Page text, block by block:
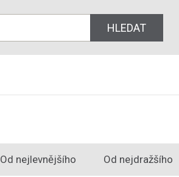
HLEDAT
Od nejlevnějšího Od nejdražšího